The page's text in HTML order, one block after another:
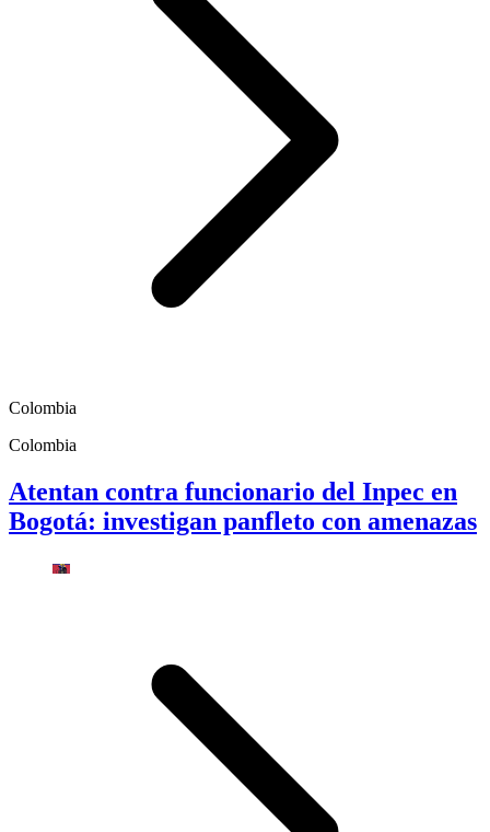
Colombia
Colombia
Atentan contra funcionario del Inpec en
Bogotá: investigan panfleto con amenazas